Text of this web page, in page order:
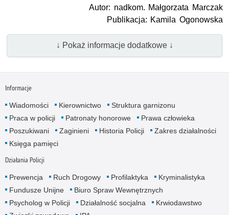
Autor: nadkom. Małgorzata Marczak
Publikacja: Kamila Ogonowska
↓ Pokaż informacje dodatkowe ↓
Informacje
Wiadomości Kierownictwo
Struktura garnizonu
Praca w policji
Patronaty honorowe
Prawa człowieka
Poszukiwani
Zaginieni Historia Policji
Zakres działalności
Księga pamięci
Działania Policji
Prewencja Ruch Drogowy Profilaktyka
Kryminalistyka
Fundusze Unijne
Biuro Spraw Wewnętrznych
Psycholog w Policji
Działalność socjalna
Krwiodawstwo